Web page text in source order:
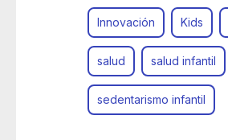
Innovación Kids
salud salud infantil
sedentarismo infantil